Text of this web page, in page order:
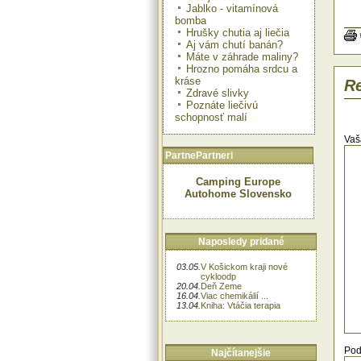
Jablko - vitamínová
bomba
Hrušky chutia aj liečia
Aj vám chutí banán?
Máte v záhrade maliny?
Hrozno pomáha srdcu a
kráse
Zdravé slivky
Poznáte liečivú
schopnosť malí
PartnePartneri
Camping Europe
Autohome Slovensko
Naposledy pridané
03.05. V Košickom kraji nové
cykloodp
20.04. Deň Zeme
16.04. Viac chemikálií ...
13.04. Kniha: Vtáčia terapia
Najčítanejšie